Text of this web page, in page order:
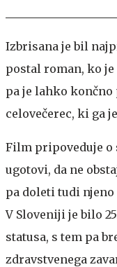
Izbrisana je bil
postal roman, ko
pa je lahko
celovečerec, ki ga
Film pripoveduje
ugotovi, da ne
pa doleti tudi
V Sloveniji je bilo
statusa, s tem pa
zdravstvenega